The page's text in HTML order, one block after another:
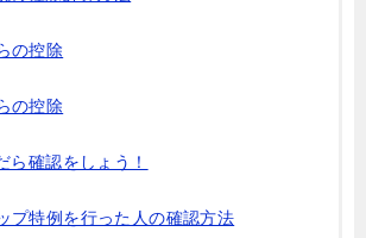
の控除
の控除
ら確認をしょう！
プ特例を行った人の確認方法